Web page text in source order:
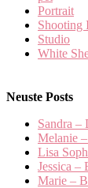
Portrait
Shooting
Studio
White
Neuste Posts
Sandra –
Melanie
Lisa
Jessica –
Marie –